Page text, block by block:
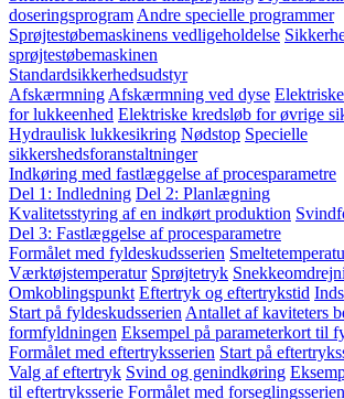
doseringsprogram Andre specielle programmer
Sprøjtestøbemaskinens vedligeholdelse
sprøjtestøbemaskinen
Standardsikkerhedsudstyr
Afskærmning Afskærmning ved dyse
for lukkeenhed Elektriske kredsløb for øvrige
Hydraulisk lukkesikring Nødstop Specielle
sikkershedsforanstaltninger
Indkøring med fastlæggelse af procesparametre
Del 1: Indledning Del 2: Planlægning
Kvalitetsstyring af en indkørt produktion
Del 3: Fastlæggelse af procesparametre
Formålet med fyldeskudsserien
Værktøjstemperatur Sprøjtetryk
Omkoblingspunkt Eftertryk og eftertrykstid
Start på fyldeskudsserien Antallet af kaviteters
formfyldningen Eksempel på parameterkort til
Formålet med eftertryksserien Start på
Valg af eftertryk Svind og genindkøring
til eftertryksserie Formålet med forseglingsserien